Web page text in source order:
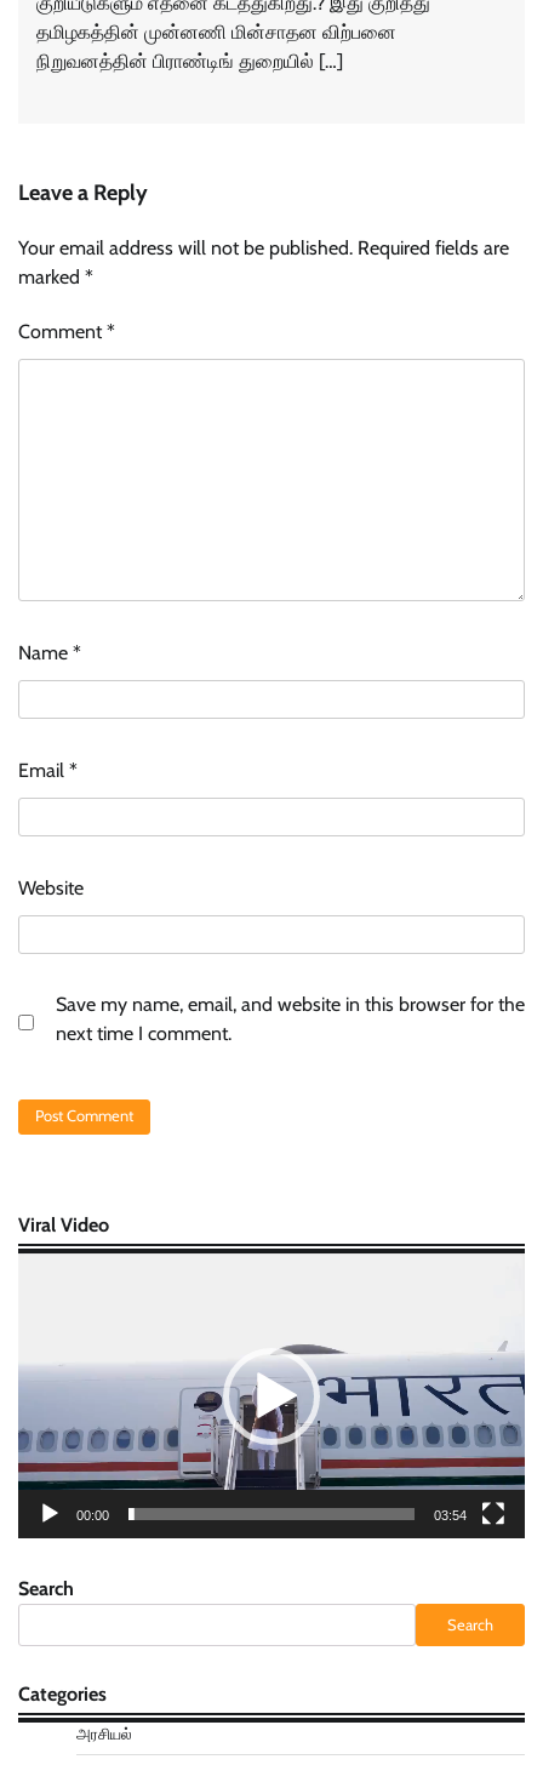
தமிழகத்தின் முன்னணி மின்சாதன விற்பனை
நிறுவனத்தின் பிராண்டிங் துறையில் […]
Leave a Reply
Your email address will not be published. Required fields are
marked *
Comment*
Name *
Email *
Website
Save my name, email, and website in this browser for the
next time I comment.
Viral Video
00:00 03:54
Search
Search
Categories
அரசியல்